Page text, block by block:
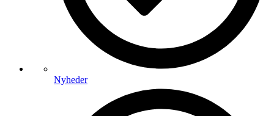
Nyheder